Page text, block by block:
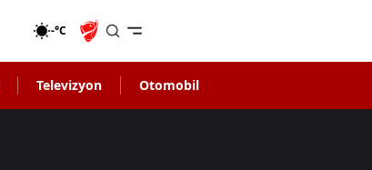
-°C
Televizyon Otomobil